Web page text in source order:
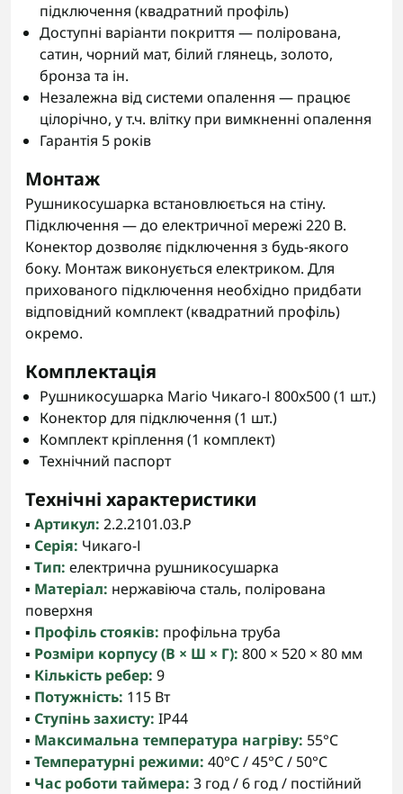
підключення (квадратний профіль)
Доступні варіанти покриття — полірована,
сатин, чорний мат, білий глянець, золото,
бронза та ін.
Незалежна від системи опалення — працює
цілорічно, у т.ч. влітку при вимкненні опалення
Гарантія 5 років
Монтаж
Рушникосушарка встановлюється на стіну.
Підключення — до електричної мережі 220 В.
Конектор дозволяє підключення з будь-якого
боку. Монтаж виконується електриком. Для
прихованого підключення необхідно придбати
відповідний комплект (квадратний профіль)
окремо.
Комплектація
Рушникосушарка Mario Чикаго-І 800x500 (1 шт.)
Конектор для підключення (1 шт.)
Комплект кріплення (1 комплект)
Технічний паспорт
Технічні характеристики
▪️ Артикул: 2.2.2101.03.P
▪️ Серія: Чикаго-І
▪️ Тип: електрична рушникосушарка
▪️ Матеріал: нержавіюча сталь, полірована
поверхня
▪️ Профіль стояків: профільна труба
▪️ Розміри корпусу (В × Ш × Г): 800 × 520 × 80 мм
▪️ Кількість ребер: 9
▪️ Потужність: 115 Вт
▪️ Ступінь захисту: IP44
▪️ Максимальна температура нагріву: 55°C
▪️ Температурні режими: 40°С / 45°С / 50°С
▪️ Час роботи таймера: 3 год / 6 год / постійний